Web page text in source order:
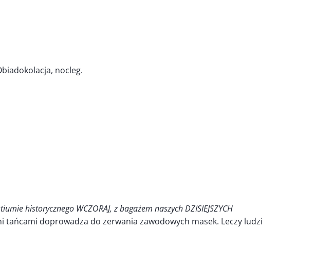
nocleg.
historycznego WCZORAJ, z bagażem naszych DZISIEJSZYCH
tańcami doprowadza do zerwania zawodowych masek. Leczy ludzi